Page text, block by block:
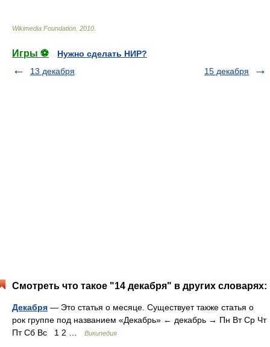
Wikimedia Foundation 2010
Игры ⚽
Нужно сделать НИР?
13 декабря
15 декабря
Смотреть что такое "14 декабря" в других словарях:
Декабря — Это статья о месяце. Существует также статья о
рок группе под названием «Декабрь» ← декабрь → Пн Вт Ср Чт
Пт Сб Вс 1 2 …
Википедия